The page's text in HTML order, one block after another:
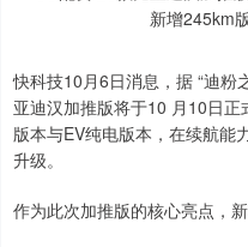
快科技10月6日消息，据 “迪粉
亚迪汉加推版将于10 月10日
版本与EV纯电版本，在续航能
升级。
作为此次加推版的核心亮点，